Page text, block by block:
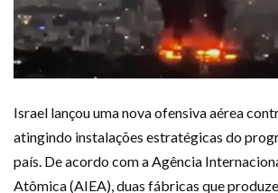
Israel lançou uma nova ofensiva aérea
atingindo instalações estratégicas do
país. De acordo com a Agência
Atômica (AIEA), duas fábricas que